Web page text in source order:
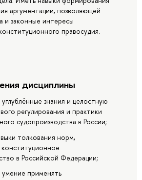
аргументации, позволяющей
и законные интересы
правосудия.
дисциплины
знания и целостную
регулирования и практики
судопроизводства в России;
толкования норм,
в Российской Федерации;
применять